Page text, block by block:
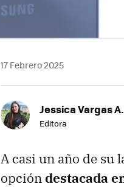
17 Febrero 2025
Jessica Vargas A.
Editora
A casi un año de su
opcióndestacada